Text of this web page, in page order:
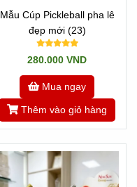
Mẫu Cúp Pickleball pha lê
đẹp mới (23)
280.000 VND
Mua ngay
Thêm vào giỏ hàng